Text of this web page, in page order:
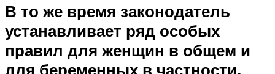
В то же время законодатель
устанавливает ряд особых
правил для женщин в общем и
для беременных в частности.